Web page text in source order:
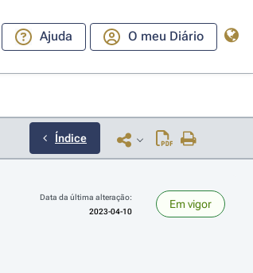
Ajuda O meu Diário
Índice
Data da última alteração:
2023-04-10
Em vigor